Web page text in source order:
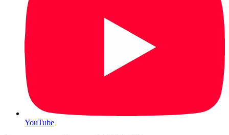
YouTube